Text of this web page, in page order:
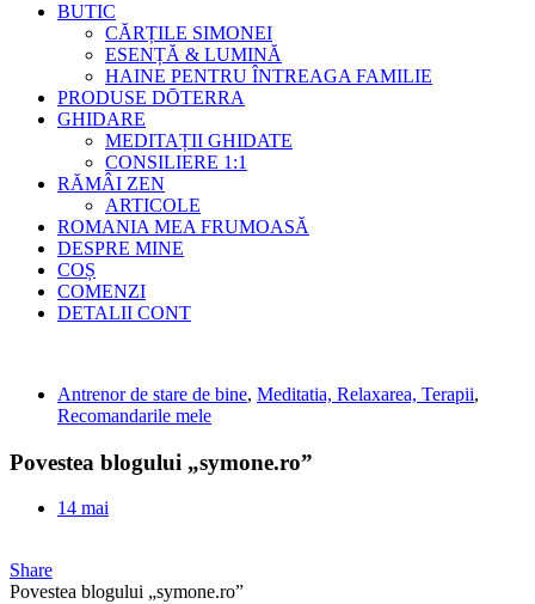
BUTIC
CĂRȚILE SIMONEI
ESENȚĂ & LUMINĂ
HAINE PENTRU ÎNTREAGA FAMILIE
PRODUSE DŌTERRA
GHIDARE
MEDITAȚII GHIDATE
CONSILIERE 1:1
RĂMÂI ZEN
ARTICOLE
ROMANIA MEA FRUMOASĂ
DESPRE MINE
COȘ
COMENZI
DETALII CONT
Antrenor de stare de bine, Meditatia, Relaxarea, Terapii,
Recomandarile mele
Povestea blogului „symone.ro”
14 mai
Share
Povestea blogului „symone.ro”